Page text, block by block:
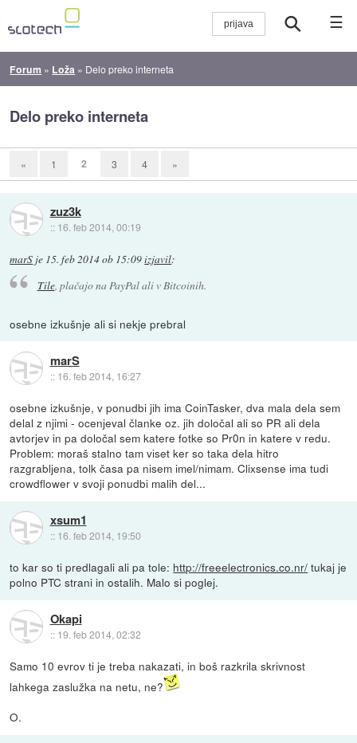
☰
Forum » Loža » Delo preko interneta
Delo preko interneta
« 1 2 3 4 »
zuz3k
:: 16. feb 2014, 00:19
marS je 15. feb 2014 ob 15:09izjavil:
Tile, plačajo na PayPal ali v Bitcoinih.
osebne izkušnje ali si nekje prebral
marS
:: 16. feb 2014, 16:27
osebne izkušnje, v ponudbi jih ima CoinTasker, dva mala dela sem
delal z njimi - ocenjeval članke oz. jih določal ali so PR ali dela
avtorjev in pa določal sem katere fotke so Pr0n in katere v redu.
Problem: moraš stalno tam viset ker so taka dela hitro
razgrabljena, tolk časa pa nisem imel/nimam. Clixsense ima tudi
crowdflower v svoji ponudbi malih del...
xsum1
:: 16. feb 2014, 19:50
to kar so ti predlagali ali pa tole: http://freeelectronics.co.nr/ tukaj je
polno PTC strani in ostalih. Malo si poglej.
Okapi
:: 19. feb 2014, 02:32
Samo 10 evrov ti je treba nakazati, in boš razkrila skrivnost
lahkega zaslužka na netu, ne?
O.